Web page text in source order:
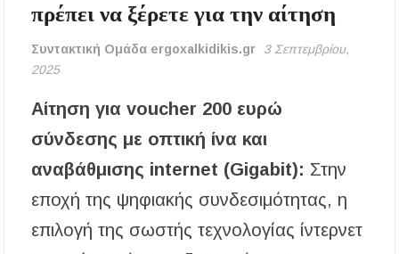
Δευτέρα: Γιατί μας φαίνεται η πιο δύσκολη
ημέρα της εβδομάδας και πώς μπορούμε να την
αντιμετωπίσουμε
Προγραμματισμένες διακοπές ρεύματος σε
περιοχές της Χαλκιδικής
προστασίας από τον ήλιο πριν τις καλοκαιρινές
Γιώργος Εμμανουήλ: «Το Γηροκομείο
Πολυγύρου πρέπει επιτέλους να λειτουργήσει»
πρέπει να ξέρετε για την αίτηση
Συντακτική Ομάδα ergoxalkidikis.gr
3 Σεπτεμβρίου,
2025
Αίτηση για voucher 200 ευρώ
σύνδεσης με οπτική ίνα και
αναβάθμισης internet (Gigabit): Στην
εποχή της ψηφιακής συνδεσιμότητας, η
επιλογή της σωστής τεχνολογίας ίντερνετ